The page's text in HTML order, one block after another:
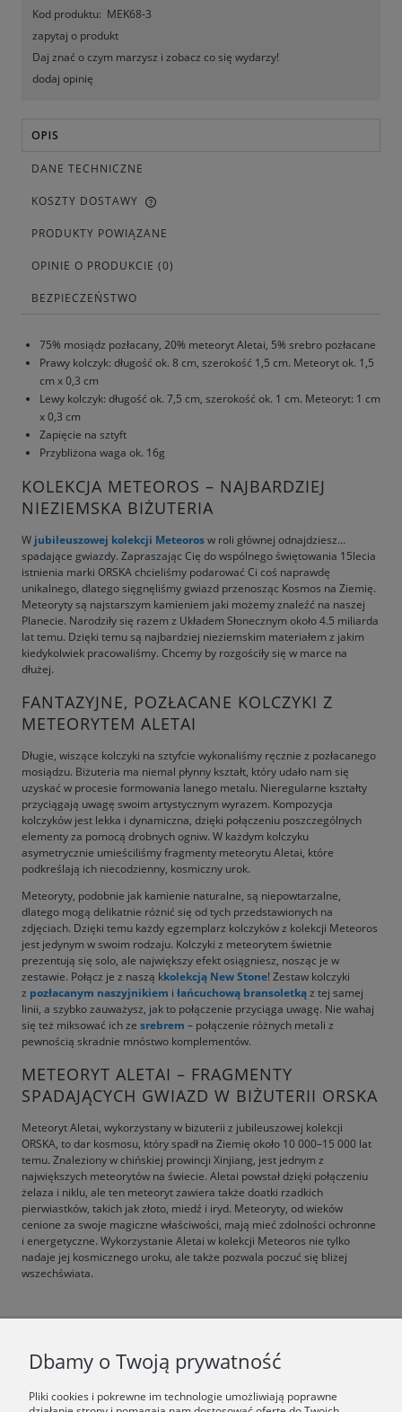
Kod produktu: MEK68-3
zapytaj o produkt
Daj znać o czym marzysz i zobacz co się wydarzy!
dodaj opinię
OPIS
DANE TECHNICZNE
KOSZTY DOSTAWY
PRODUKTY POWIĄZANE
OPINIE O PRODUKCIE (0)
BEZPIECZEŃSTWO
75% mosiądz pozłacany, 20% meteoryt Aletai, 5% srebro pozłacane
Prawy kolczyk: długość ok. 8 cm, szerokość 1,5 cm. Meteoryt ok. 1,5
cm x 0,3 cm
Lewy kolczyk: długość ok. 7,5 cm, szerokość ok. 1 cm. Meteoryt: 1 cm
x 0,3 cm
Zapięcie na sztyft
Przybliżona waga ok. 16g
KOLEKCJA METEOROS – NAJBARDZIEJ
NIEZIEMSKA BIŻUTERIA
W jubileuszowej kolekcji Meteorosw roli głównej odnajdziesz…
spadające gwiazdy. Zapraszając Cię do wspólnego świętowania 15lecia
istnienia marki ORSKA chcieliśmy podarować Ci coś naprawdę
unikalnego, dlatego sięgnęliśmy gwiazd przenosząc Kosmos na Ziemię.
Meteoryty są najstarszym kamieniem jaki możemy znaleźć na naszej
Planecie. Narodziły się razem z Układem Słonecznym około 4.5 miliarda
lat temu. Dzięki temu są najbardziej nieziemskim materiałem z jakim
kiedykolwiek pracowaliśmy. Chcemy by rozgościły się w marce na
dłużej.
FANTAZYJNE, POZŁACANE KOLCZYKI Z
METEORYTEM ALETAI
Długie, wiszące kolczyki na sztyfcie wykonaliśmy ręcznie z pozłacanego
mosiądzu. Biżuteria ma niemal płynny kształt, który udało nam się
uzyskać w procesie formowania lanego metalu. Nieregularne kształty
przyciągają uwagę swoim artystycznym wyrazem. Kompozycja
kolczyków jest lekka i dynamiczna, dzięki połączeniu poszczególnych
elementy za pomocą drobnych ogniw. W każdym kolczyku
asymetrycznie umieściliśmy fragmenty meteorytu Aletai, które
podkreślają ich niecodzienny, kosmiczny urok.
Meteoryty, podobnie jak kamienie naturalne, są niepowtarzalne,
dlatego mogą delikatnie różnić się od tych przedstawionych na
zdjęciach. Dzięki temu każdy egzemplarz kolczyków z kolekcji Meteoros
jest jedynym w swoim rodzaju. Kolczyki z meteorytem świetnie
prezentują się solo, ale największy efekt osiągniesz, nosząc je w
zestawie. Połącz je z naszą kkolekcją New Stone! Zestaw kolczyki
z pozłacanym naszyjnikiem i łańcuchową bransoletkąz tej samej
linii, a szybko zauważysz, jak to połączenie przyciąga uwagę. Nie wahaj
się też miksować ich ze srebrem – połączenie różnych metali z
pewnością skradnie mnóstwo komplementów.
METEORYT ALETAI – FRAGMENTY
SPADAJĄCYCH GWIAZD W BIŻUTERII ORSKA
Meteoryt Aletai, wykorzystany w biżuterii z jubileuszowej kolekcji
ORSKA, to dar kosmosu, który spadł na Ziemię około 10 000–15 000 lat
temu. Znaleziony w chińskiej prowincji Xinjiang, jest jednym z
największych meteorytów na świecie. Aletai powstał dzięki połączeniu
żelaza i niklu, ale ten meteoryt zawiera także doatki rzadkich
pierwiastków, takich jak złoto, miedź i iryd. Meteoryty, od wieków
cenione za swoje magiczne właściwości, mają mieć zdolności ochronne
i energetyczne. Wykorzystanie Aletai w kolekcji Meteoros nie tylko
nadaje jej kosmicznego uroku, ale także pozwala poczuć się bliżej
wszechświata.
ŚWIAT ORSKA
Dbamy o Twoją prywatność
Pliki cookies i pokrewne im technologie umożliwiają poprawne